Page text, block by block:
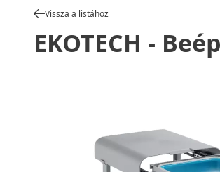
Vissza a listához
EKOTECH -